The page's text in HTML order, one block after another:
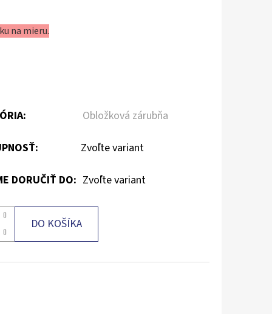
na mieru.
: Obložková zárubňa
Zvoľte variant
DORUČIŤ DO: Zvoľte variant
DO KOŠÍKA